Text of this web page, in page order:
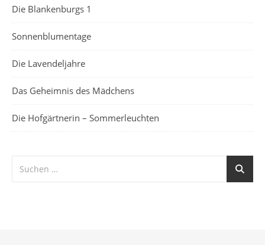
Die Blankenburgs 1
Sonnenblumentage
Die Lavendeljahre
Das Geheimnis des Mädchens
Die Hofgärtnerin – Sommerleuchten